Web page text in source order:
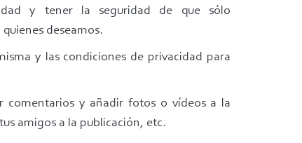
y tener la seguridad de que sólo
deseamos.
y las condiciones de privacidad para
comentarios y añadir fotos o vídeos a la
amigos a la publicación, etc.